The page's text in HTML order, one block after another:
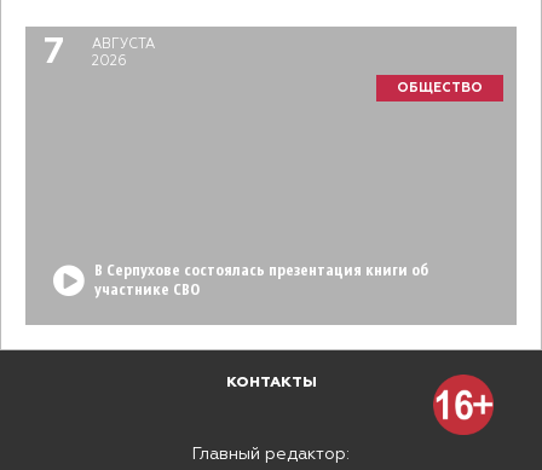
7
АВГУСТА
2026
ОБЩЕСТВО
В Серпухове состоялась презентация книги об
участнике СВО
КОНТАКТЫ
Главный редактор: